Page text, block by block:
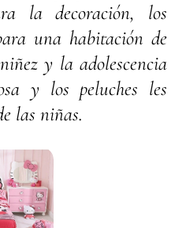
la decoración, los
una habitación de
y la adolescencia
y los peluches les
las niñas.